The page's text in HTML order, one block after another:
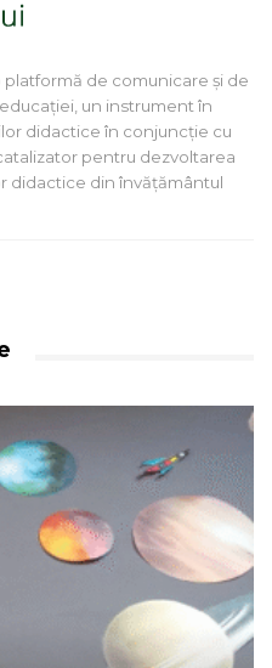
platformă de comunicare și de
un instrument în
didactice în conjuncție cu
pentru dezvoltarea
didactice din învățământul